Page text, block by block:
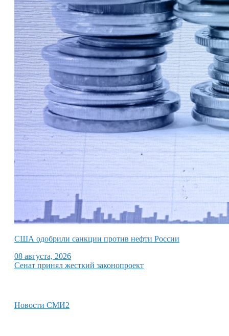
США одобрили санкции против нефти России
08 августа, 2026
Сенат принял жесткий законопроект
Новости СМИ2